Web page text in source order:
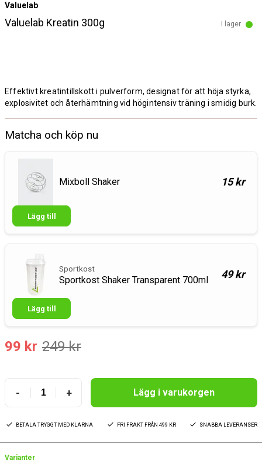
Valuelab
Valuelab Kreatin 300g I lager
Effektivt kreatintillskott i pulverform, designat för att höja styrka,
explosivitet och återhämtning vid högintensiv träning i smidig burk.
Matcha och köp nu
Mixboll Shaker 15 kr
Lägg till
Sportkost
Sportkost Shaker Transparent 700ml 49 kr
Lägg till
99 kr 249 kr
- + Lägg i varukorgen
BETALA TRYGGT MED KLARNA FRI FRAKT FRÅN 499 KR SNABBA LEVERANSER
Varianter